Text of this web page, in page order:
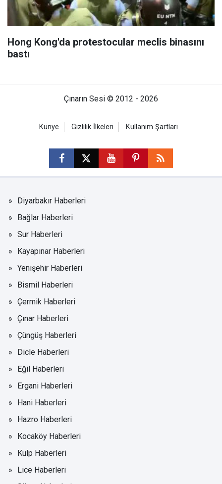
Hong Kong'da protestocular meclis binasını
bastı
Çınarın Sesi © 2012 - 2026
Künye Gizlilik İlkeleri Kullanım Şartları
Diyarbakır Haberleri
Bağlar Haberleri
Sur Haberleri
Kayapınar Haberleri
Yenişehir Haberleri
Bismil Haberleri
Çermik Haberleri
Çınar Haberleri
Çüngüş Haberleri
Dicle Haberleri
Eğil Haberleri
Ergani Haberleri
Hani Haberleri
Hazro Haberleri
Kocaköy Haberleri
Kulp Haberleri
Lice Haberleri